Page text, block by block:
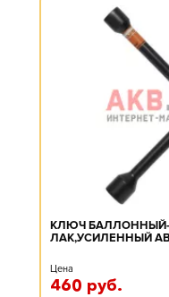
КЛЮЧ БАЛЛОННЫЙ-
ЛАК,УСИЛЕННЫЙ
Цена
460 руб.